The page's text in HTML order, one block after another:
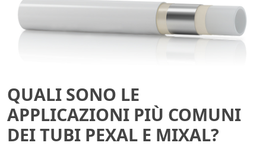
QUALI SONO LE
APPLICAZIONI PIÙ COMUNI
DEI TUBI PEXAL E MIXAL?